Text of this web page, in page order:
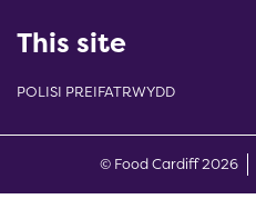
This site
POLISI PREIFATRWYDD
© Food Cardiff 2026